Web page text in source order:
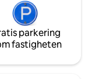
parkering
fastigheten